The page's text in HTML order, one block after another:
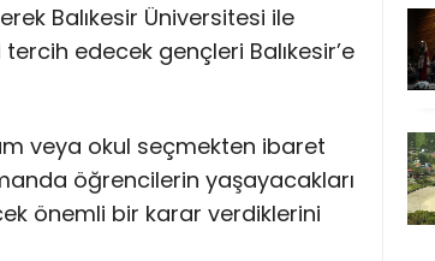
Balıkesir Üniversitesi ile
edecek gençleri Balıkesir’e
veya okul seçmekten ibaret
öğrencilerin yaşayacakları
önemli bir karar verdiklerini